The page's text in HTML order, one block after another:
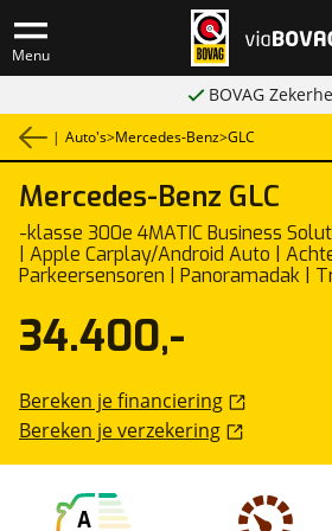
Menu
BOVAG
| Auto's>Mercedes-Benz>GLC
Mercedes-Benz GLC
-klasse 300e 4MATIC Business
| Apple Carplay/Android Auto |
Parkeersensoren | Panoramadak |
A
34.400,-
Bereken je financiering
Bereken je verzekering